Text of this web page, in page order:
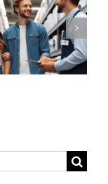
ASESOR-
VENDEDOR
de
en SECCIÓN
BODEGA